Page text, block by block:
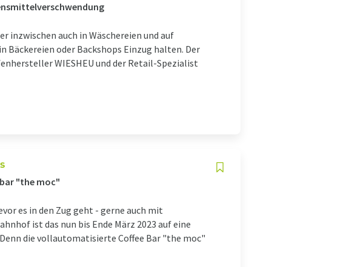
inzwischen auch in Wäschereien und auf
oder Backshops Einzug halten. Der
WIESHEU und der Retail-Spezialist
"the moc"
es in den Zug geht - gerne auch mit
ist das nun bis Ende März 2023 auf eine
die vollautomatisierte Coffee Bar "the moc"